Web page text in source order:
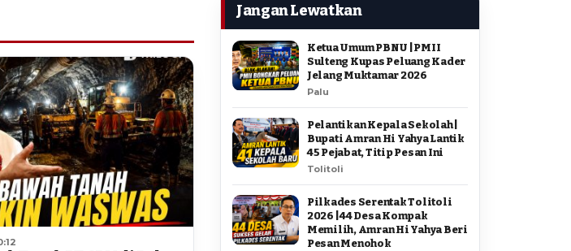
Jangan Lewatkan
Ketua Umum PBNU | PMII
Sulteng Kupas Peluang Kader
Jelang Muktamar 2026
Palu
Pelantikan Kepala Sekolah |
Bupati Amran Hi Yahya Lantik
45 Pejabat, Titip Pesan Ini
Tolitoli
Pilkades Serentak Tolitoli
2026 | 44 Desa Kompak
Memilih, Amran Hi Yahya Beri
Pesan Menohok